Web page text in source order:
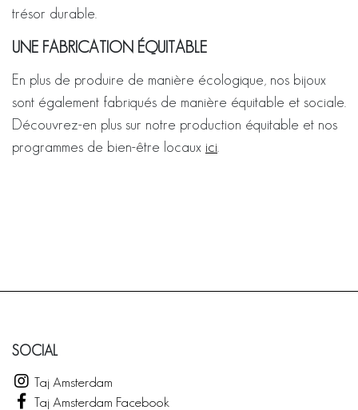
trésor durable.
UNE FABRICATION ÉQUITABLE
En plus de produire de manière écologique, nos bijoux
sont également fabriqués de manière équitable et sociale.
Découvrez-en plus sur notre production équitable et nos
programmes de bien-être locaux ici
SOCIAL
Taj Amsterdam
Taj Amsterdam Facebook